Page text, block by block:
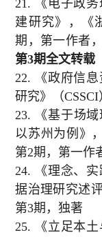
21.
《电子政
建研究》，《
期，第一作者，
第3期全文转载
22.
《政府信
研究》（CSSCI
23.
《基于场
以苏州为例》
第2期，第一作
24.
《理念、
据治理研究述
第3期，独著
25.
《立足本